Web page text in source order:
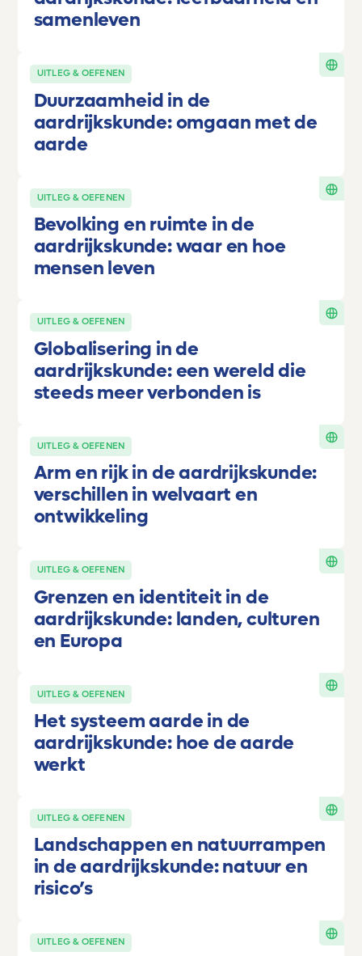
samenleven
UITLEG & OEFENEN
Duurzaamheid in de
aardrijkskunde: omgaan met de
aarde
UITLEG & OEFENEN
Bevolking en ruimte in de
aardrijkskunde: waar en hoe
mensen leven
UITLEG & OEFENEN
Globalisering in de
aardrijkskunde: een wereld die
steeds meer verbonden is
UITLEG & OEFENEN
Arm en rijk in de aardrijkskunde:
verschillen in welvaart en
ontwikkeling
UITLEG & OEFENEN
Grenzen en identiteit in de
aardrijkskunde: landen, culturen
en Europa
UITLEG & OEFENEN
Het systeem aarde in de
aardrijkskunde: hoe de aarde
werkt
UITLEG & OEFENEN
Landschappen en natuurrampen
in de aardrijkskunde: natuur en
risico’s
UITLEG & OEFENEN